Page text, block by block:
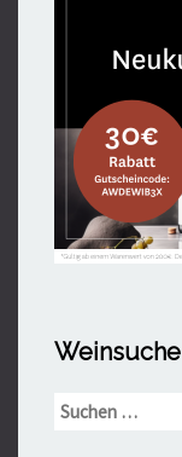
Weinsuche
Suchen